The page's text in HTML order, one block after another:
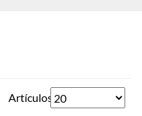
Artículos